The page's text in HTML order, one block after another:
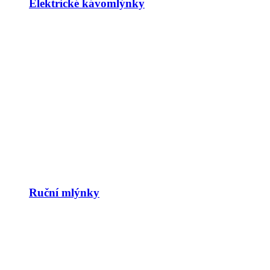
Elektrické kávomlýnky
Ruční mlýnky